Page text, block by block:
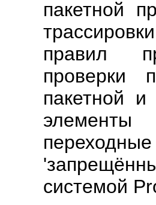
пакетной
правил
проверки
пакетной и
элементы
системой